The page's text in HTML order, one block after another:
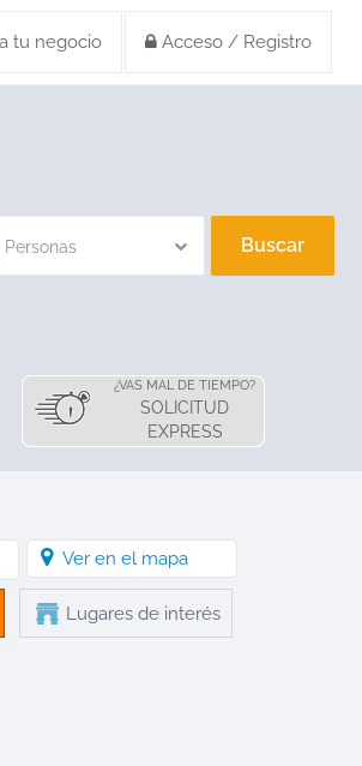
tu negocio Acceso / Registro
Personas Buscar
¿VAS MAL DE TIEMPO?
SOLICITUD
EXPRESS
Ver en el mapa
Lugares de interés